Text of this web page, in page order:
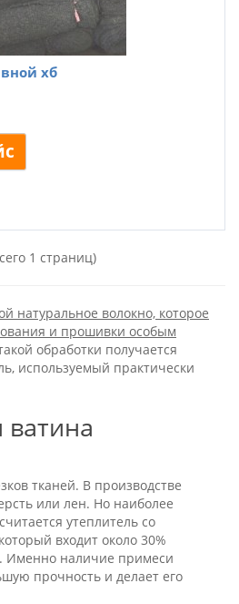
хб
1 страниц)
натуральное волокно, которое
и прошивки особым
обработки получается
используемый практически
тканей. В производстве
или лен. Но наиболее
утеплитель со
входит около 30%
Именно наличие примеси
прочность и делает его